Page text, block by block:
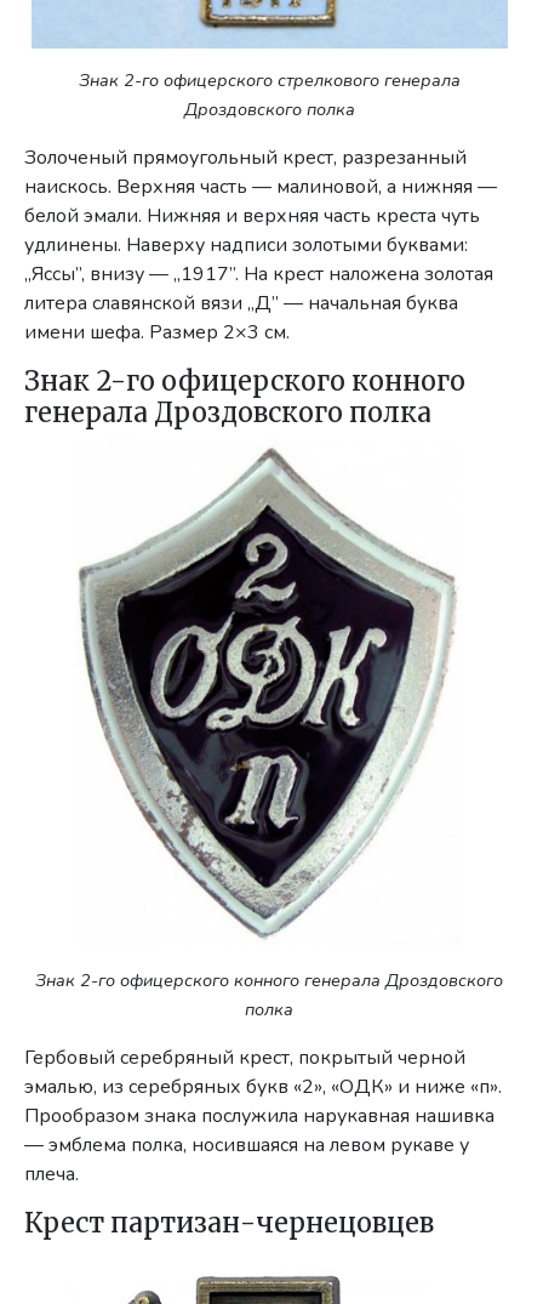
Знак 2-го офицерского стрелкового генерала
Дроздовского полка
Золоченый прямоугольный крест, разрезанный
наискось. Верхняя часть — малиновой, а нижняя —
белой эмали. Нижняя и верхняя часть креста чуть
удлинены. Наверху надписи золотыми буква­ми:
„Яссы”, внизу — „1917”. На крест наложена золотая
литера славянской вязи „Д” — начальная буква
имени шефа. Размер 2×3 см.
Знак 2-го офицерского конного
генерала Дроздовского полка
Знак 2-го офицерского конного генерала Дроздовского
полка
Гербовый серебряный крест, покрытый черной
эмалью, из серебряных букв «2», «ОДК» и ниже «п».
Прообразом знака послужила нарукавная нашивка
— эмблема полка, носившаяся на левом рукаве у
плеча.
Крест партизан-чернецовцев